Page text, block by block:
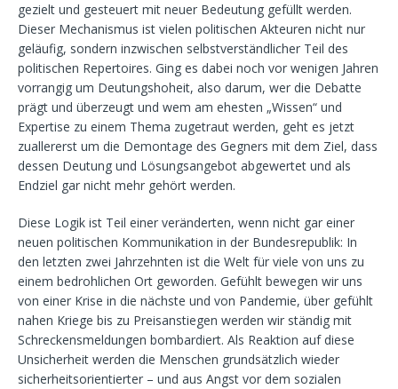
gezielt und gesteuert mit neuer Bedeutung gefüllt werden.
Dieser Mechanismus ist vielen politischen Akteuren nicht nur
geläufig, sondern inzwischen selbstverständlicher Teil des
politischen Repertoires. Ging es dabei noch vor wenigen Jahren
vorrangig um Deutungshoheit, also darum, wer die Debatte
prägt und überzeugt und wem am ehesten „Wissen“ und
Expertise zu einem Thema zugetraut werden, geht es jetzt
zuallererst um die Demontage des Gegners mit dem Ziel, dass
dessen Deutung und Lösungsangebot abgewertet und als
Endziel gar nicht mehr gehört werden.
Diese Logik ist Teil einer veränderten, wenn nicht gar einer
neuen politischen Kommunikation in der Bundesrepublik: In
den letzten zwei Jahrzehnten ist die Welt für viele von uns zu
einem bedrohlichen Ort geworden. Gefühlt bewegen wir uns
von einer Krise in die nächste und von Pandemie, über gefühlt
nahen Kriege bis zu Preisanstiegen werden wir ständig mit
Schreckensmeldungen bombardiert. Als Reaktion auf diese
Unsicherheit werden die Menschen grundsätzlich wieder
sicherheitsorientierter – und aus Angst vor dem sozialen